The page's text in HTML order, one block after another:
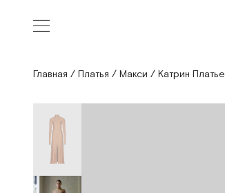
Главная / Платья / Макси / Катрин Платье